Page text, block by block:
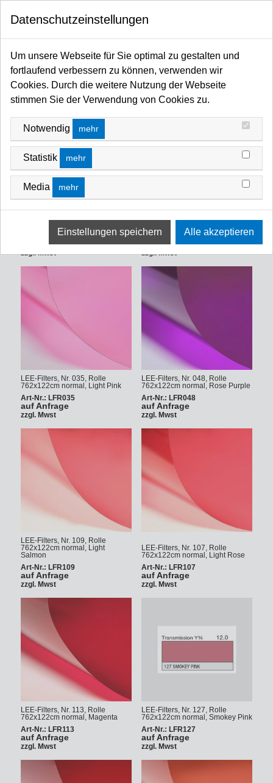
Startseite Filter / Farbfilter Farbfilter Rollen und Zuschnitte Rot-Bereich
ROT-BEREICH
FILTERN NACH SORTIEREN NACH
Art-Nr.: LFR008
auf Anfrage
zzgl. Mwst
Art-Nr.: LFR036
auf Anfrage
zzgl. Mwst
LEE-Filters, Nr. 035, Rolle
762x122cm normal, Light Pink
Art-Nr.: LFR035
auf Anfrage
zzgl. Mwst
LEE-Filters, Nr. 048, Rolle
762x122cm normal, Rose Purple
Art-Nr.: LFR048
auf Anfrage
zzgl. Mwst
LEE-Filters, Nr. 109, Rolle
762x122cm normal, Light
Salmon
Art-Nr.: LFR109
auf Anfrage
zzgl. Mwst
LEE-Filters, Nr. 107, Rolle
762x122cm normal, Light Rose
Art-Nr.: LFR107
auf Anfrage
zzgl. Mwst
LEE-Filters, Nr. 113, Rolle
762x122cm normal, Magenta
Art-Nr.: LFR113
auf Anfrage
zzgl. Mwst
LEE-Filters, Nr. 127, Rolle
762x122cm normal, Smokey Pink
Art-Nr.: LFR127
auf Anfrage
zzgl. Mwst
Datenschutzeinstellungen
Um unsere Webseite für Sie optimal zu gestalten und
fortlaufend verbessern zu können, verwenden wir
Cookies. Durch die weitere Nutzung der Webseite
stimmen Sie der Verwendung von Cookies zu.
Notwendig mehr
Statistik mehr
Media mehr